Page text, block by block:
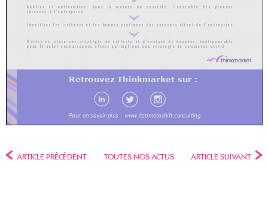
ARTICLE PRÉCÉDENT ARTICLE SUIVANT
TOUTES NOS ACTUS